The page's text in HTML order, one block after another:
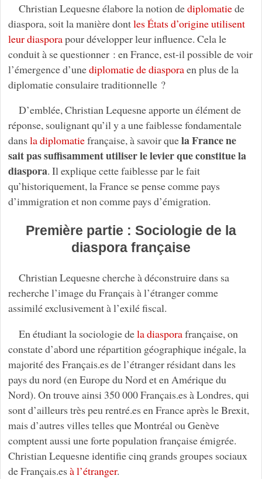
Christian Lequesne élabore la notion dediplomatiede
diaspora, soit la manière dontles États d’origine utilisent
leur diasporapour développer leur influence. Cela le
conduit à se questionner : en France, est-il possible de voir
l’émergence d’unediplomatie de diasporaen plus de la
diplomatie consulaire traditionnelle ?
D’emblée, Christian Lequesne apporte un élément de
réponse, soulignant qu’il y a une faiblesse fondamentale
dans la diplomatiefrançaise, à savoir quela France ne
sait pas suffisamment utiliser le levier que constitue la
diaspora. Il explique cette faiblesse par le fait
qu’historiquement, la France se pense comme pays
d’immigration et non comme pays d’émigration.
Première partie : Sociologie de la
diaspora française
Christian Lequesne cherche à déconstruire dans sa
recherche l’image du Français à l’étranger comme
assimilé exclusivement à l’exilé fiscal.
En étudiant la sociologie dela diasporafrançaise, on
constate d’abord une répartition géographique inégale, la
majorité des Français.es de l’étranger résidant dans les
pays du nord (en Europe du Nord et en Amérique du
Nord). On trouve ainsi 350 000 Français.es à Londres, qui
sont d’ailleurs très peu rentré.es en France après le Brexit,
mais d’autres villes telles que Montréal ou Genève
comptent aussi une forte population française émigrée.
Christian Lequesne identifie cinq grands groupes sociaux
de Français.es à l’étranger.